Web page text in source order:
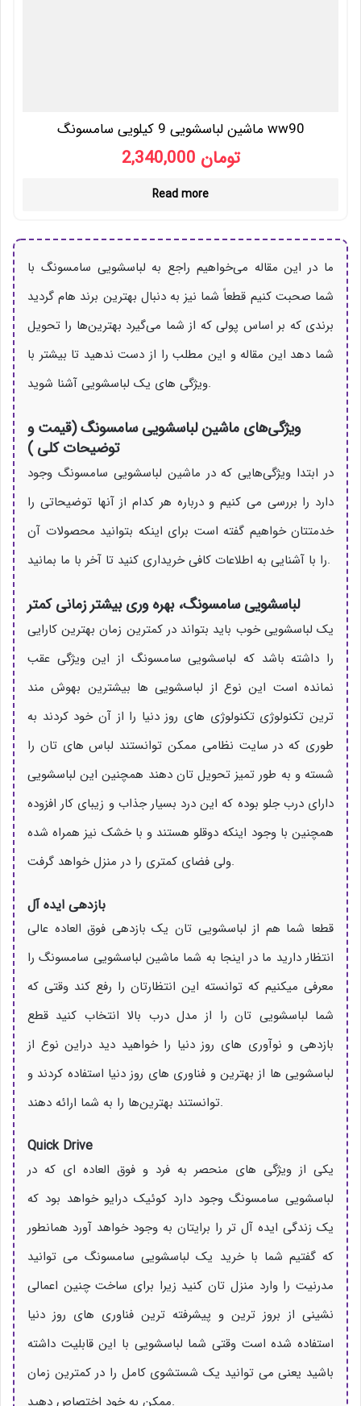
ماشین لباسشویی 9 کیلویی سامسونگ ww90
تومان
Read more
ما در این مقاله می‌خواهیم راجع به لباسشویی سامسونگ با
شما صحبت کنیم قطعاً شما نیز به دنبال بهترین برند هام گردید
برندی که بر اساس پولی که از شما می‌گیرد بهترین‌ها را تحویل
شما دهد این مقاله و این مطلب را از دست ندهید تا بیشتر با
ویژگی های یک لباسشویی آشنا شوید.
ویژگی‌های ماشین لباسشویی سامسونگ (قیمت و
توضیحات کلی )
در ابتدا ویژگی‌هایی که در ماشین لباسشویی سامسونگ وجود
دارد را بررسی می کنیم و درباره هر کدام از آنها توضیحاتی را
خدمتتان خواهیم گفته است برای اینکه بتوانید محصولات آن
را با آشنایی به اطلاعات کافی خریداری کنید تا آخر با ما بمانید.
لباسشویی سامسونگ، بهره وری بیشتر زمانی کمتر
یک لباسشویی خوب باید بتواند در کمترین زمان بهترین کارایی
را داشته باشد که لباسشویی سامسونگ از این ویژگی عقب
نمانده است این نوع از لباسشویی ها بیشترین بهوش مند
ترین تکنولوژی تکنولوژی های روز دنیا را از آن خود کردند به
طوری که در سایت نظامی ممکن توانستند لباس های تان را
شسته و به طور تمیز تحویل تان دهند همچنین این لباسشویی
دارای درب جلو بوده که این درد بسیار جذاب و زیبای کار افزوده
همچنین با وجود اینکه دوقلو هستند و با خشک نیز همراه شده
ولی فضای کمتری را در منزل خواهد گرفت.
بازدهی ایده آل
قطعا شما هم از لباسشویی تان یک بازدهی فوق العاده عالی
انتظار دارید ما در اینجا به شما ماشین لباسشویی سامسونگ را
معرفی میکنیم که توانسته این انتظارتان را رفع کند وقتی که
شما لباسشویی تان را از مدل درب بالا انتخاب کنید قطع
بازدهی و نوآوری های روز دنیا را خواهید دید دراین نوع از
لباسشویی ها از بهترین و فناوری های روز دنیا استفاده کردند و
توانستند بهترین‌ها را به شما ارائه دهند.
Quick Drive
یکی از ویژگی های منحصر به فرد و فوق العاده ای که در
لباسشویی سامسونگ وجود دارد کوئیک درایو خواهد بود که
یک زندگی ایده آل تر را برایتان به وجود خواهد آورد همانطور
که گفتیم شما با خرید یک لباسشویی سامسونگ می توانید
مدرنیت را وارد منزل تان کنید زیرا برای ساخت چنین اعمالی
نشینی از بروز ترین و پیشرفته ترین فناوری های روز دنیا
استفاده شده است وقتی شما لباسشویی با این قابلیت داشته
باشید یعنی می توانید یک شستشوی کامل را در کمترین زمان